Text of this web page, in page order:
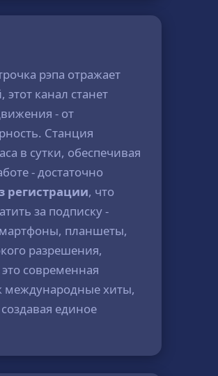
рэпа отражает
канал станет
- от
Станция
в сутки, обеспечивая
- достаточно
регистрации, что
за подписку -
планшеты,
разрешения,
современная
международные хиты,
единое